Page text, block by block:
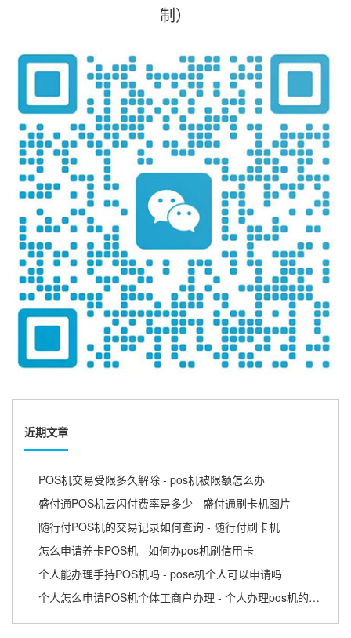
制）
近期文章
POS机交易受限多久解除 - pos机被限额怎么办
盛付通POS机云闪付费率是多少 - 盛付通刷卡机图片
随行付POS机的交易记录如何查询 - 随行付刷卡机
怎么申请养卡POS机 - 如何办pos机刷信用卡
个人能办理手持POS机吗 - pose机个人可以申请吗
个人怎么申请POS机个体工商户办理 - 个人办理pos机的流程